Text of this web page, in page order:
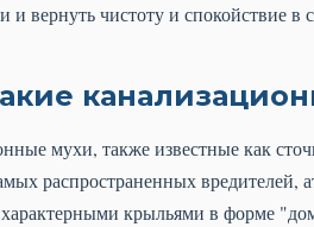
и вернуть чистоту и спокойствие в
мухи, также известные как
распространенных
крыльями в форме